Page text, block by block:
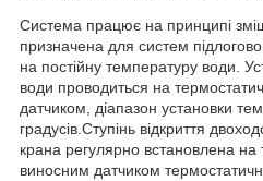
Система працює на принципі
призначена для систем
на постійну температуру води.
води проводиться на
датчиком, діапазон установки
градусів.Ступінь відкриття
крана регулярно встановлена
виносним датчиком